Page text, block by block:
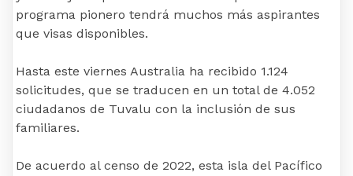
programa pionero tendrá muchos más aspirantes
que visas disponibles.
Hasta este viernes Australia ha recibido 1.124
solicitudes, que se traducen en un total de 4.052
ciudadanos de Tuvalu con la inclusión de sus
familiares.
De acuerdo al censo de 2022, esta isla del Pacífico